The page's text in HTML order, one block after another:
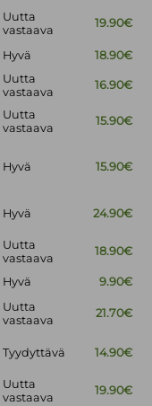
Uutta
vastaava
19.90€
Hyvä 18.90€
Uutta
vastaava
16.90€
Uutta
vastaava
15.90€
Hyvä 15.90€
Hyvä 24.90€
Uutta
vastaava
18.90€
Hyvä
9.90€
Uutta
vastaava
21.70€
Tyydyttävä 14.90€
Uutta
vastaava
19.90€